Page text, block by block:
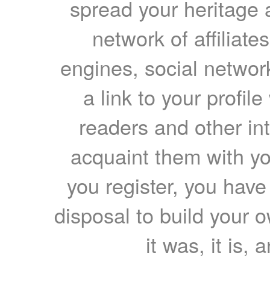
spread your heritage
network of
engines, social
a link to your
readers and other
acquaint them with
you register, you
disposal to build your
it was, it is,